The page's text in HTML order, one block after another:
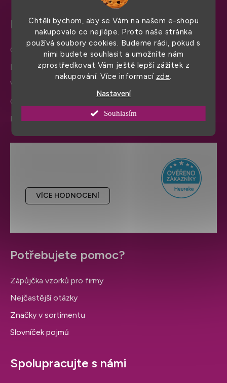
Chtěli bychom, aby se Vám na našem e-shopu
nakupovalo co nejlépe. Proto naše stránka
používá soubory cookies. Budeme rádi, pokud s
nimi budete souhlasit a umožníte nám
zprostředkovat Vám ještě lepší zážitek z
nakupování. Více informací zde.
Nastavení
Souhlasím
VÍCE HODNOCENÍ
Pro snadný nákup
Obchodní podmínky
Doprava a platba
Výměna zboží a reklamace
Ochrana osobních údajů
Informace a nastavení cookies
Potřebujete pomoc?
Zápůjčka vzorků pro firmy
Nejčastější otázky
Značky v sortimentu
Slovníček pojmů
Spolupracujte s námi